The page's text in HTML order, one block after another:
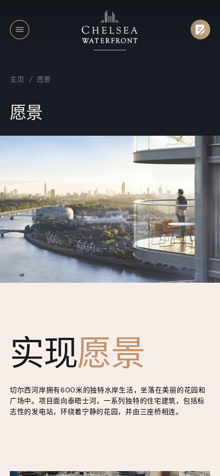
主页 / 愿景
愿景
实现愿景
切尔西河岸拥有600米的独特水岸生活，坐落在美丽的花园和
广场中。项目面向泰晤士河，一系列独特的住宅建筑，包括标
志性的发电站，环绕着宁静的花园，并由三座桥相连。